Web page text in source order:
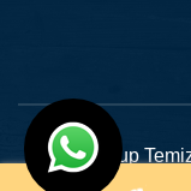
Dilan Grup